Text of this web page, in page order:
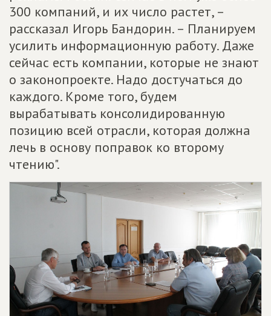
300 компаний, и их число растет, –
рассказал Игорь Бандорин. – Планируем
усилить информационную работу. Даже
сейчас есть компании, которые не знают
о законопроекте. Надо достучаться до
каждого. Кроме того, будем
вырабатывать консолидированную
позицию всей отрасли, которая должна
лечь в основу поправок ко второму
чтению".